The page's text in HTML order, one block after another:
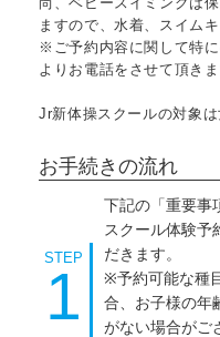
ますので、水着、スイム
※ご予約内容に関して特
よりお電話をさせて頂きま
Jr新体操スクールの対象
お手続きの流れ
STEP
1
下記の「重要事
スクール体験予
だきます。
※予約可能な種
合、お子様の年
がない場合がご